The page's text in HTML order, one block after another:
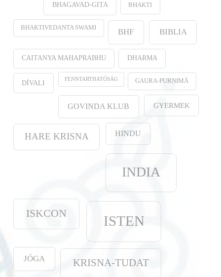
BHAGAVAD-GITA BHAKTI
BHAKTIVEDANTA SWAMI BHF BIBLIA
CAITANYA MAHAPRABHU DHARMA
DÍVALI FENNTARTHATÓSÁG GAURA-PURṆIMĀ
GOVINDA KLUB GYERMEK
HARE KRISNA HINDU
INDIA
ISKCON ISTEN
JÓGA KRISNA-TUDAT